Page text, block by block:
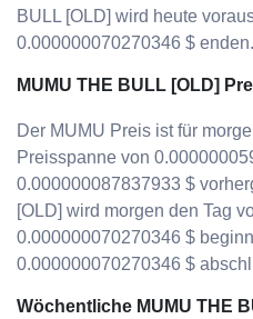
BULL [OLD] wird heute
0.000000070270346 $ enden.
MUMU THE BULL [OLD]
Der MUMU Preis ist für
Preisspanne von
0.000000087837933 $
[OLD] wird morgen den Tag
0.000000070270346 $
0.000000070270346 $
Wöchentliche MUMU THE